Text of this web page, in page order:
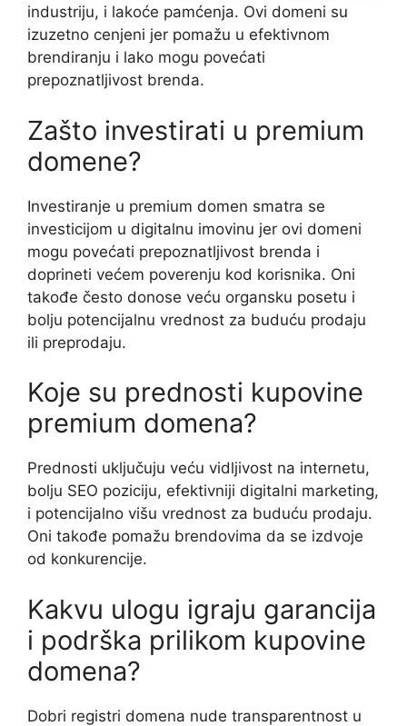
industriju, i lakoće pamćenja. Ovi domeni su
izuzetno cenjeni jer pomažu u efektivnom
brendiranju i lako mogu povećati
prepoznatljivost brenda.
Zašto investirati u premium
domene?
Investiranje u premium domen smatra se
investicijom u digitalnu imovinu jer ovi domeni
mogu povećati prepoznatljivost brenda i
doprineti većem poverenju kod korisnika. Oni
takođe često donose veću organsku posetu i
bolju potencijalnu vrednost za buduću prodaju
ili preprodaju.
Koje su prednosti kupovine
premium domena?
Prednosti uključuju veću vidljivost na internetu,
bolju SEO poziciju, efektivniji digitalni marketing,
i potencijalno višu vrednost za buduću prodaju.
Oni takođe pomažu brendovima da se izdvoje
od konkurencije.
Kakvu ulogu igraju garancija
i podrška prilikom kupovine
domena?
Dobri registri domena nude transparentnost u